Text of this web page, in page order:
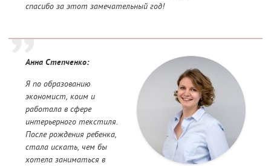
спасибо за этот замечательный год!
Анна Степченко:
Я по образованию
экономист, коим и
работала в сфере
интерьерного текстиля.
После рождения ребенка,
стала искать, чем бы
хотела заниматься в